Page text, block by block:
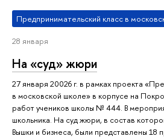
Предпринимательский класс в
28 января
На «суд» жюри
27 января 20026 г. в рамках проекта
в московской школе» в корпусе на
работ учеников школы № 444. В
школьника. На суд жюри, в состав
Вышки и бизнеса, были представлены 18